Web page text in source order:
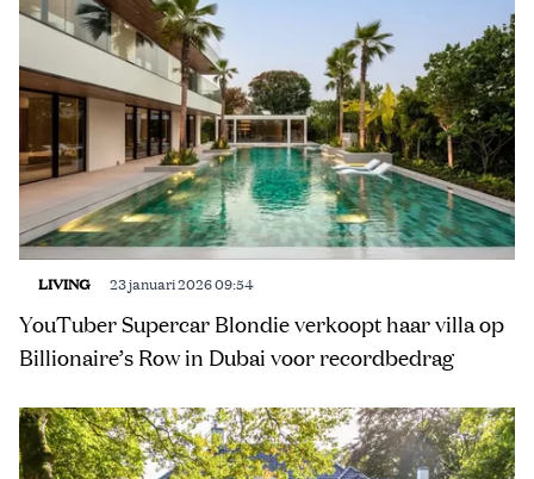
LIVING 23 januari 2026 09:54
YouTuber Supercar Blondie verkoopt haar villa op
Billionaire’s Row in Dubai voor recordbedrag